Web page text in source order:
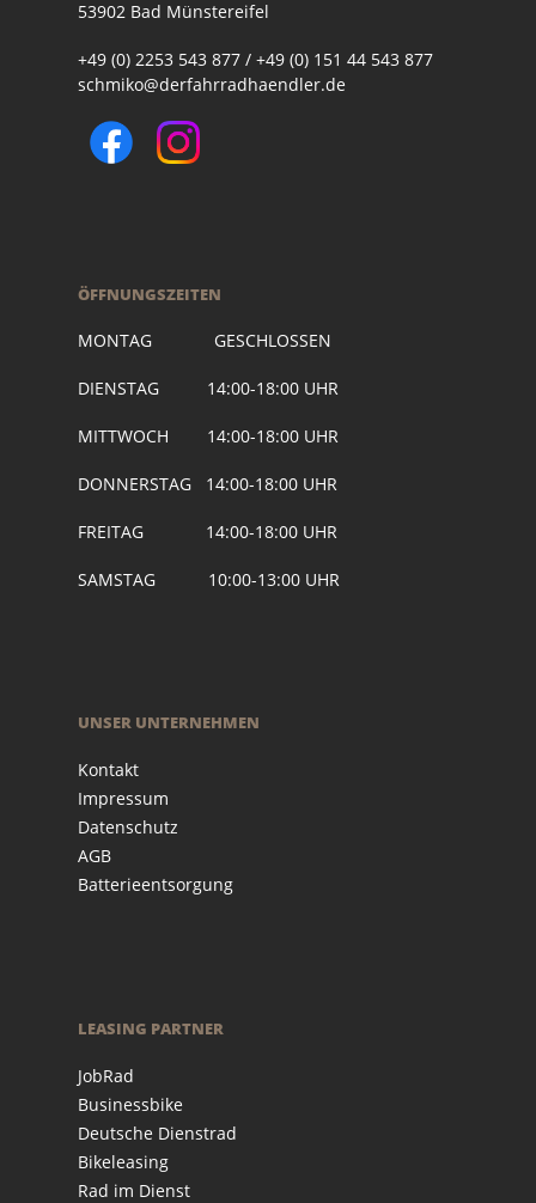
53902 Bad Münstereifel
+49 (0) 2253 543 877 / +49 (0) 151 44 543 877
schmiko@derfahrradhaendler.de
ÖFFNUNGSZEITEN
MONTAG GESCHLOSSEN
DIENSTAG 14:00-18:00 UHR
MITTWOCH 14:00-18:00 UHR
DONNERSTAG 14:00-18:00 UHR
FREITAG 14:00-18:00 UHR
SAMSTAG 10:00-13:00 UHR
UNSER UNTERNEHMEN
Kontakt
Impressum
Datenschutz
AGB
Batterieentsorgung
LEASING PARTNER
JobRad
Businessbike
Deutsche Dienstrad
Bikeleasing
Rad im Dienst